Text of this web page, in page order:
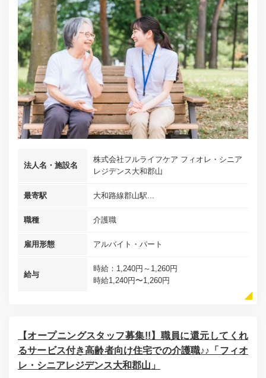
法人名・施設名
株式会社フルライフケア フィオレ・シニア
レジデンス大和郡山
最寄駅 大和路線郡山駅...
職種 介護職
雇用形態 アルバイト・パート
給与
時給：1,240円～1,260円
時給1,240円〜1,260円
【オープニングスタッフ募集!!】職員に還元してくれ
るサービス付き高齢者向け住宅での介護職♪♪「フィオ
レ・シニアレジデンス大和郡山」